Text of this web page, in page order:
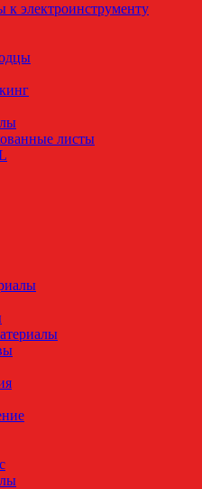
к электроинструменту
листы